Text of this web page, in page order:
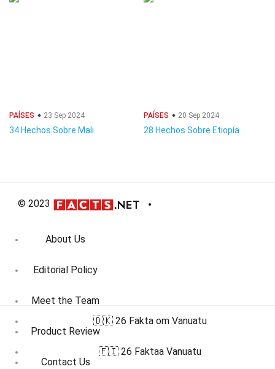
PAÍSES 23 Sep 2024
34 Hechos Sobre Mali
PAÍSES 20 Sep 2024
28 Hechos Sobre Etiopía
© 2023
About Us
Editorial Policy
Meet the Team
Product Review
Contact Us
🇩🇰 26 Fakta om Vanuatu
🇫🇮 26 Faktaa Vanuatu